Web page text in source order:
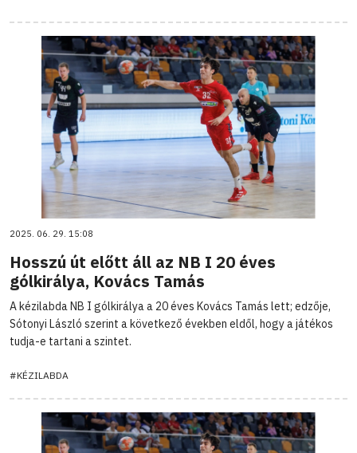
2025. 06. 29. 15:08
Hosszú út előtt áll az NB I 20 éves
gólkirálya, Kovács Tamás
A kézilabda NB I gólkirálya a 20 éves Kovács Tamás lett; edzője,
Sótonyi László szerint a következő években eldől, hogy a játékos
tudja-e tartani a szintet.
#KÉZILABDA